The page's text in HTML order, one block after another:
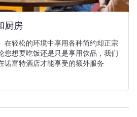
厨房
在轻松的环境中享用各种简约却正宗
您想要吃饭还是只是享用饮品，我们
诺富特酒店才能享受的额外服务